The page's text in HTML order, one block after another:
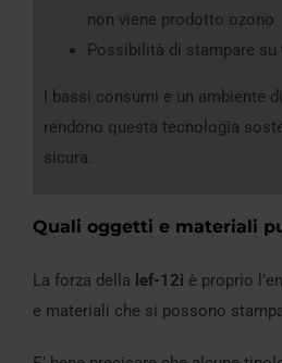
non viene prodotto ozono
Possibilità di stampare
I bassi consumi e un ambiente
rendono questa tecnologia
sicura.
Quali oggetti e materiali
La forza della lef-12i è proprio
e materiali che si possono